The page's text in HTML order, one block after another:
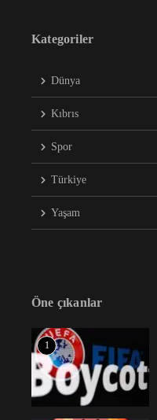
Kategoriler
Dünya
Kıbrıs
Spor
Türkiye
Yaşam
Öne çıkanlar
1